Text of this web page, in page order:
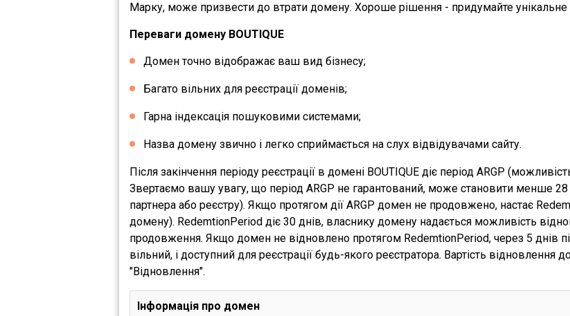
Марку, може призвести до втрати домену. Хороше рішення - придумайте унікальне
Переваги домену BOUTIQUE
Домен точно відображає ваш вид бізнесу;
Багато вільних для реєстрації доменів;
Гарна індексація пошуковими системами;
Назва домену звично і легко сприймається на слух відвідувачами сайту.
Після закінчення періоду реєстрації в домені BOUTIQUE діє період ARGP
Звертаємо вашу увагу, що період ARGP не гарантований, може становити менше
партнера або реєстру). Якщо протягом дії ARGP домен не продовжено, настає
домену). RedemtionPeriod діє 30 днів, власнику домену надається можливість
продовження. Якщо домен не відновлено протягом RedemtionPeriod, через 5 днів
вільний, і доступний для реєстрації будь-якого реєстратора. Вартість
"Відновлення".
Інформація про домен